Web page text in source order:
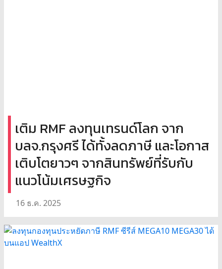
เติม RMF ลงทุนเทรนด์โลก จาก
บลจ.กรุงศรี ได้ทั้งลดภาษี และโอกาส
เติบโตยาวๆ จากสินทรัพย์ที่รับกับ
แนวโน้มเศรษฐกิจ
16 ธ.ค. 2025